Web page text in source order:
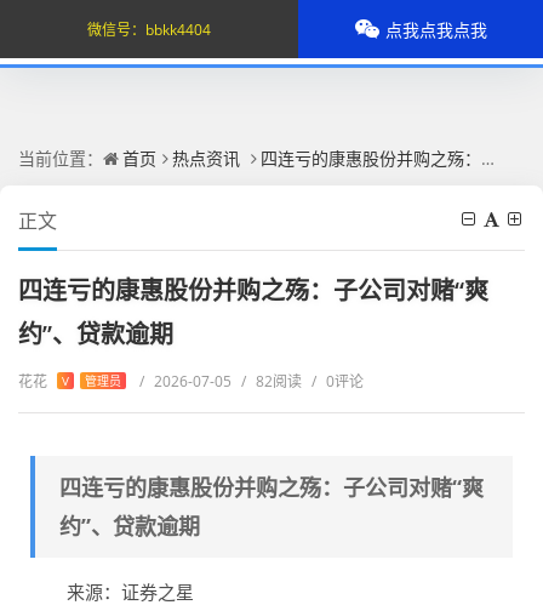
当前位置： 首页 热点资讯 四连亏的康惠股份并购之殇：子公司对赌“爽约”、贷款逾期
正文
四连亏的康惠股份并购之殇：子公司对赌“爽
约”、贷款逾期
花花 V 管理员 / 2026-07-05 / 82阅读 / 0评论
四连亏的康惠股份并购之殇：子公司对赌“爽
约”、贷款逾期
来源：证券之星
微信号： bbkk4404 点我点我点我